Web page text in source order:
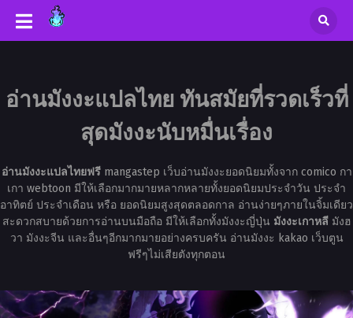
อ่านมังงะแปลไทย ทันสมัยที่รวดเร็วที่
สุดมังงะนับหมื่นเรื่อง
อ่านมังงะแปลไทยฟรีmangastep เว็บอ่านมังงะยอดนิยมทั้งจาก comico กา
เกา webtoon มีให้เลือกมากมายหลากหลายทั้งยอดนิยมประจำวัน ประจำ
อาทิตย์ ประจำเดือน หรือ ยอดนิยมสูงสุดตลอดกาล อ่านง่ายๆภายในจิ้มเดียว
สะดวกสบายด้วยการอ่านบนมือถือ มีให้เลือกทั้งมังงะญี่ปุ่น มังงะเกาหลีมังฮ
วา มังงะจีน และอื่นๆอีกมากมายอย่างครบครัน อ่านมังงะ kakao เว็บตูน
ฟรีๆไม่เสียตังทุกตอน